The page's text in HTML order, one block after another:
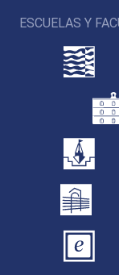
ESCUELAS Y